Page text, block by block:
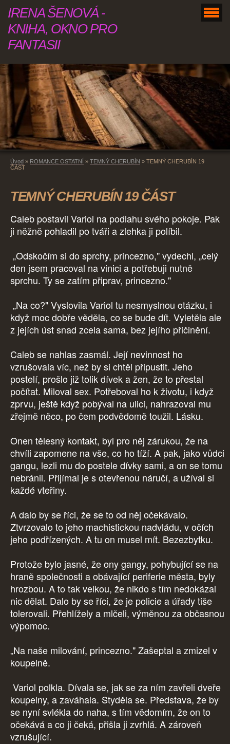
IRENA ŠENOVÁ -
KNIHA, OKNO PRO
FANTASII
Úvod » ROMANCE OSTATNÍ » TEMNÝ CHERUBÍN » TEMNÝ CHERUBÍN 19
ČÁST
TEMNÝ CHERUBÍN 19 ČÁST
Caleb postavil Variol na podlahu svého pokoje. Pak
ji něžně pohladil po tváři a zlehka ji políbil.
„Odskočím si do sprchy, princezno," vydechl, „celý
den jsem pracoval na vinici a potřebuji nutně
sprchu. Ty se zatím připrav, princezno."
„Na co?" Vyslovila Variol tu nesmyslnou otázku, i
když moc dobře věděla, co se bude dít. Vyletěla ale
z jejích úst snad zcela sama, bez jejího přičinění.
Caleb se nahlas zasmál. Její nevinnost ho
vzrušovala víc, než by si chtěl připustit. Jeho
postelí, prošlo již tolik dívek a žen, že to přestal
počítat. Miloval sex. Potřeboval ho k životu, i když
zprvu, ještě když pobýval na ulici, nahrazoval mu
zřejmě něco, po čem podvědomě toužil. Lásku.
Onen tělesný kontakt, byl pro něj zárukou, že na
chvíli zapomene na vše, co ho tíží. A pak, jako vůdci
gangu, lezli mu do postele dívky sami, a on se tomu
nebránil. Přijímal je s otevřenou náručí, a užíval si
každé vteřiny.
A dalo by se říci, že se to od něj očekávalo.
Ztvrzovalo to jeho machistickou nadvládu, v očích
jeho podřízených. A tu on musel mít. Bezezbytku.
Protože bylo jasné, že ony gangy, pohybující se na
hraně společnosti a obávající periferie města, byly
hrozbou. A to tak velkou, že nikdo s tím nedokázal
nic dělat. Dalo by se říci, že je policie a úřady tiše
tolerovali. Přehlížely a mlčeli, výměnou za občasnou
výpomoc.
„Na naše milování, princezno." Zašeptal a zmizel v
koupelně.
Variol polkla. Dívala se, jak se za ním zavřeli dveře
koupelny, a zaváhala. Styděla se. Představa, že by
se nyní svlékla do naha, s tím vědomím, že on to
očekává a co ji čeká, přišla ji zvrhlá. A zároveň
vzrušující.